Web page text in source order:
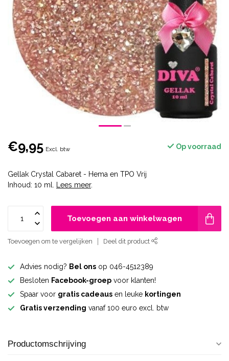
€9,95 Excl. btw Op voorraad
Gellak Crystal Cabaret - Hema en TPO Vrij
Inhoud: 10 ml.
Lees meer.
Toevoegen aan winkelwagen
Toevoegen om te vergelijken Deel dit product
Advies nodig? Bel ons op 046-4512389
Besloten Facebook-groep voor klanten!
Spaar voor gratis cadeaus en leuke kortingen
Gratis verzending vanaf 100 euro excl. btw
Productomschrijving